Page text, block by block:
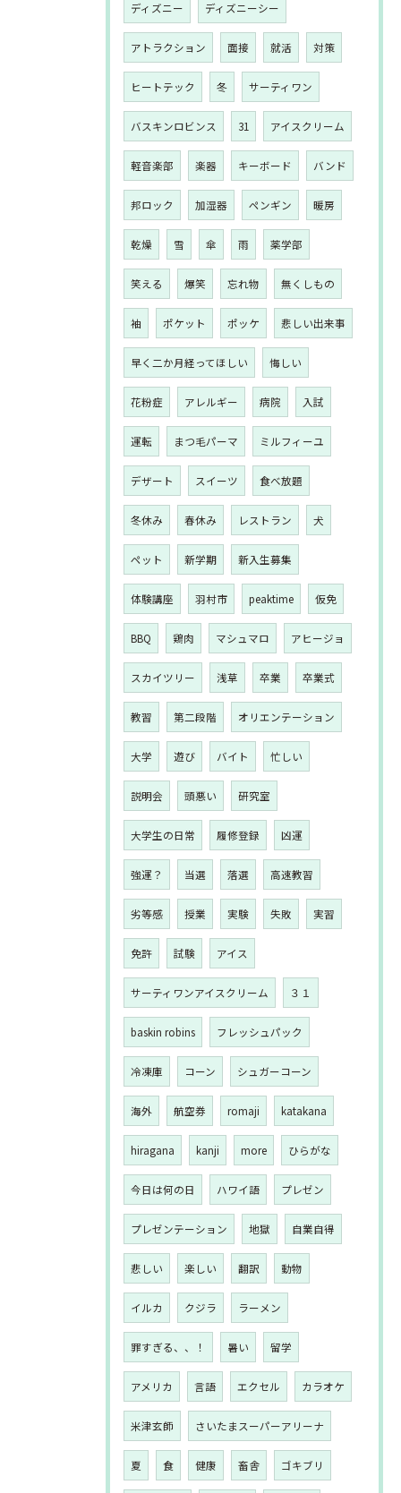
ディズニー ディズニーシー
アトラクション 面接 就活 対策
ヒートテック 冬 サーティワン
バスキンロビンス 31 アイスクリーム
軽音楽部 楽器 キーボード バンド
邦ロック 加湿器 ペンギン 暖房
乾燥 雪 傘 雨 薬学部
笑える 爆笑 忘れ物 無くしもの
袖 ポケット ポッケ 悲しい出来事
早く二か月経ってほしい 悔しい
花粉症 アレルギー 病院 入試
運転 まつ毛パーマ ミルフィーユ
デザート スイーツ 食べ放題
冬休み 春休み レストラン 犬
ペット 新学期 新入生募集
体験講座 羽村市 peaktime 仮免
BBQ 鶏肉 マシュマロ アヒージョ
スカイツリー 浅草 卒業 卒業式
教習 第二段階 オリエンテーション
大学 遊び バイト 忙しい
説明会 頭悪い 研究室
大学生の日常 履修登録 凶運
強運？ 当選 落選 高速教習
劣等感 授業 実験 失敗 実習
免許 試験 アイス
サーティワンアイスクリーム ３１
baskin robins フレッシュパック
冷凍庫 コーン シュガーコーン
海外 航空券 romaji katakana
hiragana kanji more ひらがな
今日は何の日 ハワイ語 プレゼン
プレゼンテーション 地獄 自業自得
悲しい 楽しい 翻訳 動物
イルカ クジラ ラーメン
罪すぎる、、！ 暑い 留学
アメリカ 言語 エクセル カラオケ
米津玄師 さいたまスーパーアリーナ
夏 食 健康 畜舎 ゴキブリ